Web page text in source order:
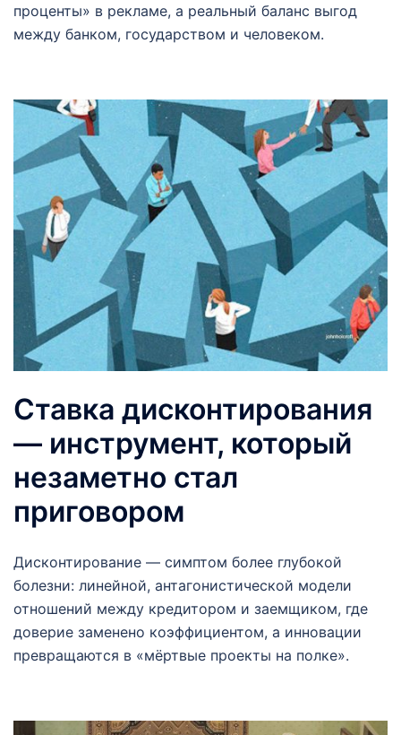
проценты» в рекламе, а реальный баланс выгод
между банком, государством и человеком.
Ставка дисконтирования
— инструмент, который
незаметно стал
приговором
Дисконтирование — симптом более глубокой
болезни: линейной, антагонистической модели
отношений между кредитором и заемщиком, где
доверие заменено коэффициентом, а инновации
превращаются в «мёртвые проекты на полке».